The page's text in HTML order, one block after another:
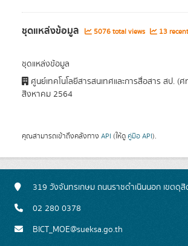
ชุดแหล่งข้อมูล 5076 total views 13
ชุดแหล่งข้อมูล
ศูนย์เทคโนโลยีสารสนเทศและการสื่อสาร สป. (
สิงหาคม 2564
คุณสามารถเข้าถึงคลังทาง API (ให้ดู คู่มือ API).
319 วังจันทรเกษม ถนนราชดำเนินนอก เขตดุ
02 280 0378
BICT_MOE@sueksa.go.th